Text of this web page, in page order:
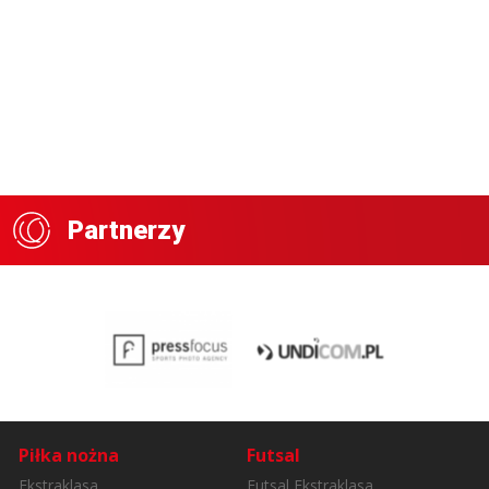
Partnerzy
Piłka nożna Futsal